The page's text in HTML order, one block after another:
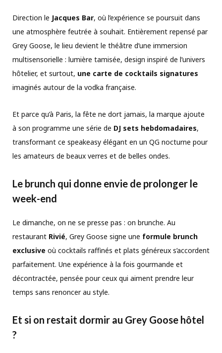
Direction le Jacques Bar, où l’expérience se poursuit dans
une atmosphère feutrée à souhait. Entièrement repensé par
Grey Goose, le lieu devient le théâtre d’une immersion
multisensorielle : lumière tamisée, design inspiré de l’univers
hôtelier, et surtout, une carte de cocktails signatures
imaginés autour de la vodka française.
Et parce qu’à Paris, la fête ne dort jamais, la marque ajoute
à son programme une série de DJ sets hebdomadaires,
transformant ce speakeasy élégant en un QG nocturne pour
les amateurs de beaux verres et de belles ondes.
Le brunch qui donne envie de prolonger le
week-end
Le dimanche, on ne se presse pas : on brunche. Au
restaurant Rivié, Grey Goose signe une formule brunch
exclusive où cocktails raffinés et plats généreux s’accordent
parfaitement. Une expérience à la fois gourmande et
décontractée, pensée pour ceux qui aiment prendre leur
temps sans renoncer au style.
Et si on restait dormir au Grey Goose hôtel
?